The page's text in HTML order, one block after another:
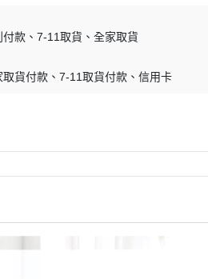
付款 7-11取貨 全家取貨
取貨付款 7-11取貨付款 信用卡